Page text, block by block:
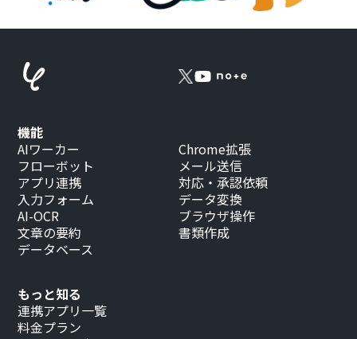
もっと知る
連携アプリ一覧
料金プラン
機能
AIワーカー
フローボット
アプリ連携
入力フォーム
AI-OCR
文章の要約
データベース
Chrome拡張
メール送信
対応・承認依頼
データ変換
ブラウザ操作
書類作成